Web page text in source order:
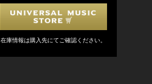
在庫情報は購入先にてご確認ください。